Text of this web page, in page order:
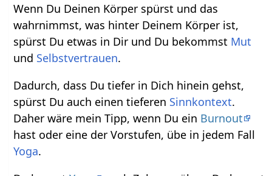
Wenn Du Deinen Körper spürst und das
wahrnimmst, was hinter Deinem Körper ist,
spürst Du etwas in Dir und Du bekommst Mut
und Selbstvertrauen.
Dadurch, dass Du tiefer in Dich hinein gehst,
spürst Du auch einen tieferen Sinnkontext.
Daher wäre mein Tipp, wenn Du ein Burnout
hast oder eine der Vorstufen, übe in jedem Fall
Yoga.